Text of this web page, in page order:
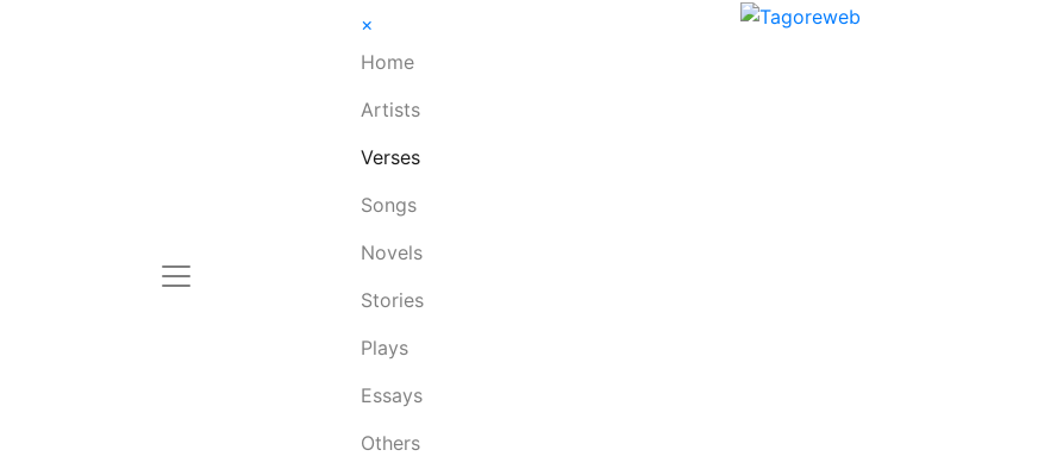
×
Home
Artists
Verses
Songs
Novels
Stories
Plays
Essays
Others